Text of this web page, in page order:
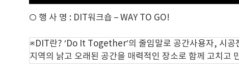
○ 행 사 명 : DIT워크숍 – WAY TO GO!
※DIT란? ‘Do It Together’의 줄임말로 공간사용자, 시공
지역의 낡고 오래된 공간을 매력적인 장소로 함께 고치고